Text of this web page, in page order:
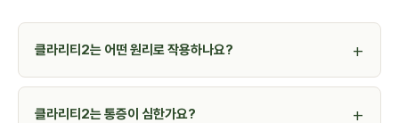
클라리티2는 어떤 원리로 작용하나요?
클라리티2는 통증이 심한가요?